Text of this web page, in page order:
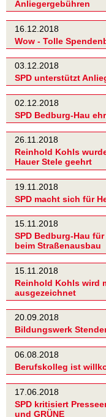
Anliegergebühren
16.12.2018
Wow - Tolle
03.12.2018
SPD unterstützt
02.12.2018
SPD Bedburg-Hau
26.11.2018
Reinhold Kohls
Hauer Stele geehrt
19.11.2018
SPD macht sich für
15.11.2018
SPD Bedburg-Hau
beim Straßenausbau
15.11.2018
Reinhold Kohls wird
ausgezeichnet
20.09.2018
Bildungswerk
06.08.2018
Berufskolleg ist
17.06.2018
SPD kritisiert
und GRÜNE